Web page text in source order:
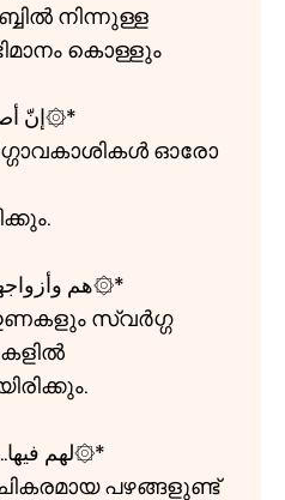
നിന്നുള്ള
കൊള്ളും
*۞إنّ أصحٰب......................فٰكهون۞*
ഓരോ
*۞هم وأزواجهم...........................متّكئون۞*
സ്വർഗ്ഗ
*۞لهم فيها...............................مايدّعون۞*
പഴങ്ങളുണ്ട്